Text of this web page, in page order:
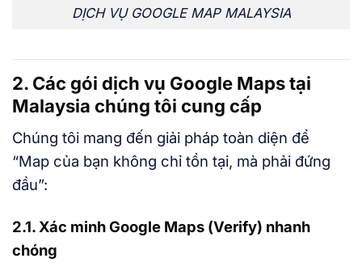
DỊCH VỤ GOOGLE MAP MALAYSIA
2. Các gói dịch vụ Google Maps tại
Malaysia chúng tôi cung cấp
Chúng tôi mang đến giải pháp toàn diện để
“Map của bạn không chỉ tồn tại, mà phải đứng
đầu”:
2.1. Xác minh Google Maps (Verify) nhanh
chóng